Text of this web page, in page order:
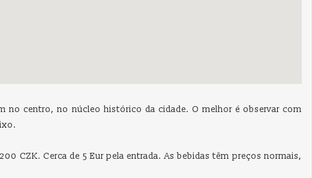
no centro, no núcleo histórico da cidade. O melhor é observar com
CZK. Cerca de 5 Eur pela entrada. As bebidas têm preços normais,